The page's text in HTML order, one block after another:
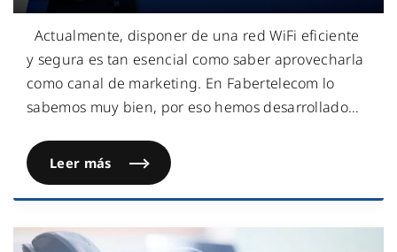
Actualmente, disponer de una red WiFi eficiente
y segura es tan esencial como saber aprovecharla
como canal de marketing. En Fabertelecom lo
sabemos muy bien, por eso hemos desarrollado…
Leer más